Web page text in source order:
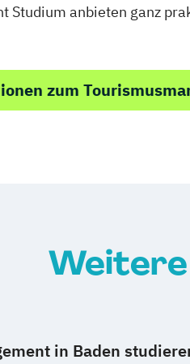
Studium anbieten ganz
zum
in Baden